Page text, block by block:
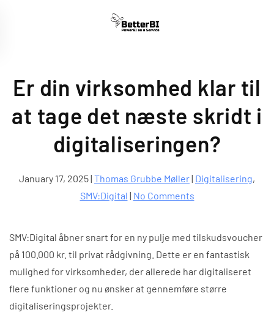
Er din virksomhed klar til
at tage det næste skridt i
digitaliseringen?
January 17, 2025| Thomas Grubbe Møller| Digitalisering,
SMV:Digital | No Commentson
SMV:Digital åbner snart for en ny pulje med tilskudsvoucher
på 100.000 kr. til privat rådgivning. Dette er en fantastisk
mulighed for virksomheder, der allerede har digitaliseret
flere funktioner og nu ønsker at gennemføre større
digitaliseringsprojekter.